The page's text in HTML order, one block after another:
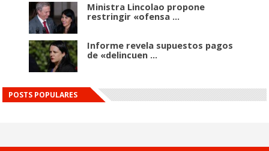
Ministra Lincolao propone
restringir «ofensa ...
Informe revela supuestos pagos
de «delincuen ...
POSTS POPULARES